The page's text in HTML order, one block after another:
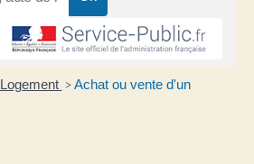
Logement > Achat ou vente d'un